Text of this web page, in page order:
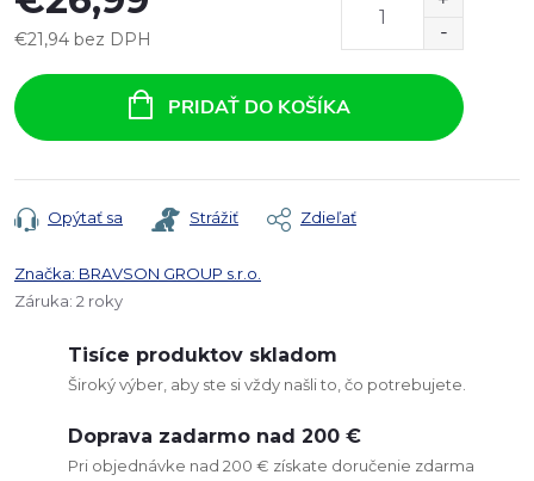
€21,94 bez DPH
cena:
PRIDAŤ DO KOŠÍKA
Opýtať sa Strážiť Zdieľať
Značka: BRAVSON GROUP s.r.o.
Záruka: 2 roky
Tisíce produktov skladom
Široký výber, aby ste si vždy našli to, čo potrebujete.
Doprava zadarmo nad 200 €
Pri objednávke nad 200 € získate doručenie zdarma